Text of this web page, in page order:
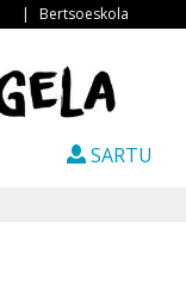
| Bertsoeskola
SARTU